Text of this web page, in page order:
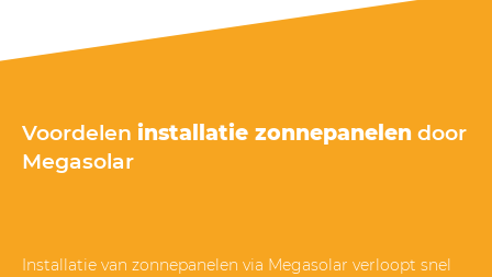
Voordelen installatie zonnepanelen door
Megasolar
Installatie van zonnepanelen via Megasolar verloopt snel